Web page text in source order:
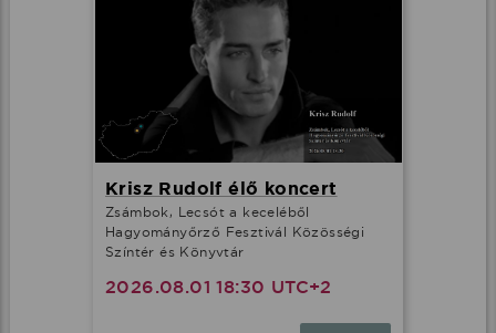
Krisz Rudolf élő koncert
Zsámbok, Lecsót a keceléből
Hagyományőrző Fesztivál Közösségi
Színtér és Könyvtár
2026.08.01 18:30 UTC+2